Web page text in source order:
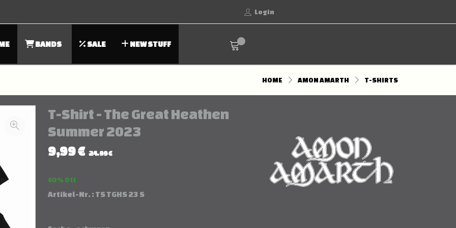
Login
BANDS SALE NEW STUFF
HOME AMON AMARTH T-SHIRTS
T-Shirt - The Great Heathen
Summer 2023
9,99 € 24.99 €
60 % Off
Artikel-Nr. :TS TGHS 23 S